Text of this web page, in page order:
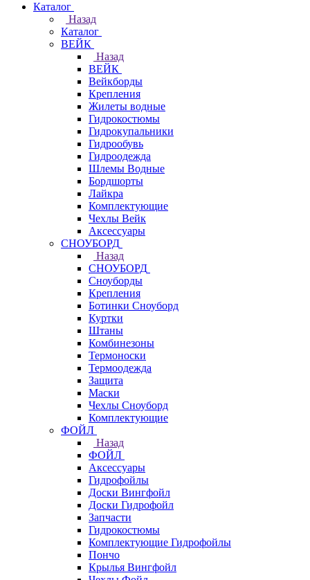
Каталог
Назад
Каталог
ВЕЙК
Назад
ВЕЙК
Вейкборды
Крепления
Жилеты водные
Гидрокостюмы
Гидрокупальники
Гидрообувь
Гидроодежда
Шлемы Водные
Бордшорты
Лайкра
Комплектующие
Чехлы Вейк
Аксессуары
СНОУБОРД
Назад
СНОУБОРД
Сноуборды
Крепления
Ботинки Сноуборд
Куртки
Штаны
Комбинезоны
Термоноски
Термоодежда
Защита
Маски
Чехлы Сноуборд
Комплектующие
ФОЙЛ
Назад
ФОЙЛ
Аксессуары
Гидрофойлы
Доски Вингфойл
Доски Гидрофойл
Запчасти
Гидрокостюмы
Комплектующие Гидрофойлы
Пончо
Крылья Вингфойл